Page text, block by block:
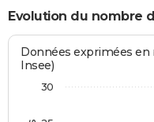
Evolution du nombre
Données exprimées en
Insee)
30